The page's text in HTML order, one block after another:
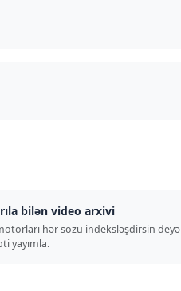
bilən video arxivi
hər sözü indeksləşdirsin deyə
yayımla.